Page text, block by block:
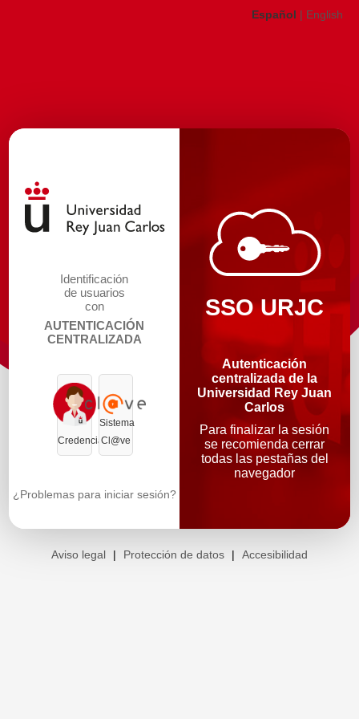
Español | English
Identificación
de usuarios
con
AUTENTICACIÓN
CENTRALIZADA
Credenciales
Sistema
Cl@ve
¿Problemas para iniciar sesión?
SSO URJC
Autenticación
centralizada de la
Universidad Rey Juan
Carlos
Para finalizar la sesión
se recomienda cerrar
todas las pestañas del
navegador
Aviso legal | Protección de datos | Accesibilidad